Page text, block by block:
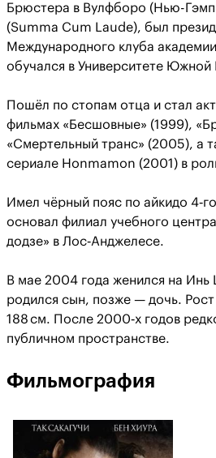
Брюстера в Вулфборо (Нью-
(Summa Cum Laude), был
Международного клуба
обучался в Университете
Пошёл по стопам отца и стал
фильмах «Бесшовные» (1999),
«Смертельный транс» (2005), а
сериале Honmamon (2001) в
Имел чёрный пояс по айкидо
основал филиал учебного
додзе» в Лос‑Анджелесе.
В мае 2004 года женился на Инь
родился сын, позже — дочь.
188 см. После 2000‑х годов
публичном пространстве.
Фильмография